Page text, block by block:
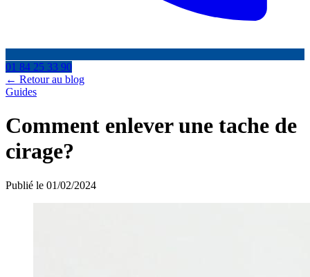
01 84 25 33 90
← Retour au blog
Guides
Comment enlever une tache de
cirage?
Publié le 01/02/2024